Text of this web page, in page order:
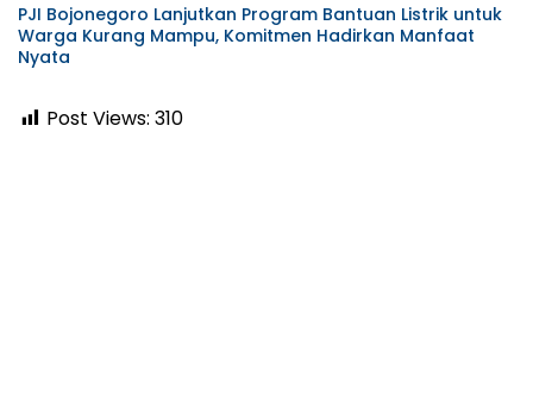
PJI Bojonegoro Lanjutkan Program Bantuan Listrik untuk
Warga Kurang Mampu, Komitmen Hadirkan Manfaat
Nyata
Post Views: 310